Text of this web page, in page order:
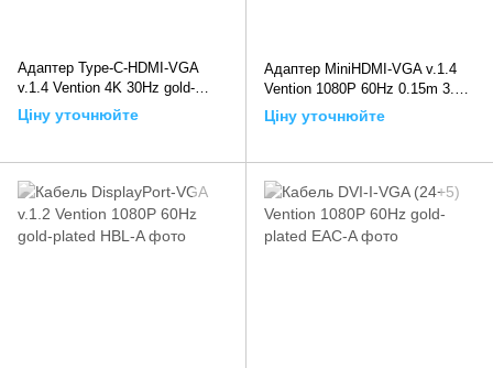
Адаптер Type-C-HDMI-VGA
v.1.4 Vention 4K 30Hz gold-
plated 0.15m Grey (TDIHB),
0.15m, Сірий
Ціну уточнюйте
Адаптер MiniHDMI-VGA v.1.4
Vention 1080P 60Hz 0.15m 3.5
audio microusb power Black
(AGABB), 0.15m, Чорний
Ціну уточнюйте